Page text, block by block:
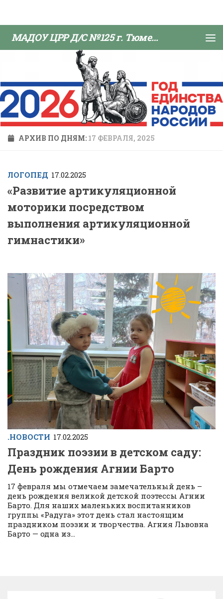
МАДОУ ЦРР Д/С №125 г. Тюмени
АРХИВ ПО ДНЯМ: 17 ФЕВРАЛЯ, 2025
ЛОГОПЕД 17.02.2025
«Развитие артикуляционной
моторики посредством
выполнения артикуляционной
гимнастики»
.НОВОСТИ 17.02.2025
Праздник поэзии в детском саду:
День рождения Агнии Барто
17 февраля мы отмечаем замечательный день –
день рождения великой детской поэтессы Агнии
Барто. Для наших маленьких воспитанников
группы «Радуга» этот день стал настоящим
праздником поэзии и творчества. Агния Львовна
Барто — одна из...